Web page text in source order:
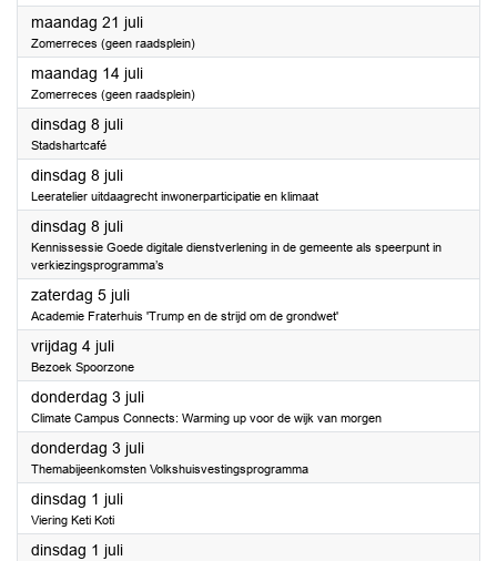
maandag 21 juli2025
Zomerreces (geen raadsplein)
maandag 14 juli2025
Zomerreces (geen raadsplein)
dinsdag 8 juli2025
Stadshartcafé
dinsdag 8 juli2025
Leeratelier uitdaagrecht inwonerparticipatie en klimaat
dinsdag 8 juli2025
Kennissessie Goede digitale dienstverlening in de gemeente als speerpunt in
verkiezingsprogramma’s
zaterdag 5 juli2025
Academie Fraterhuis 'Trump en de strijd om de grondwet'
vrijdag 4 juli2025
Bezoek Spoorzone
donderdag 3 juli2025
Climate Campus Connects: Warming up voor de wijk van morgen
donderdag 3 juli2025
Themabijeenkomsten Volkshuisvestingsprogramma
dinsdag 1 juli2025
Viering Keti Koti
dinsdag 1 juli2025